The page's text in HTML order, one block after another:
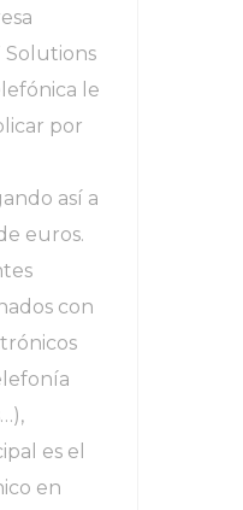
Solutions
le
por
así a
euros.
con
es el
en